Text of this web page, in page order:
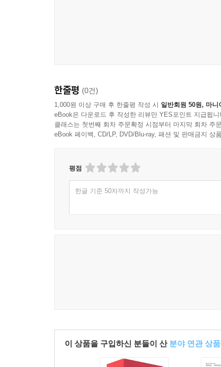
한줄평 (0건)
1,000원 이상 구매 후 한줄평 작성 시 일반회원 50원, 마니
eBook은 다운로드 후 작성한 리뷰만 YES포인트 지급됩니
클래스는 첫번째 회차 주문확정 시점부터 마지막 회차 주
eBook 페이백, CD/LP, DVD/Blu-ray, 패션 및 판매금지 상
평점
한글 기준 50자까지 작성가능
이 상품을 구입하신 분들이 산 분야 연관 상품